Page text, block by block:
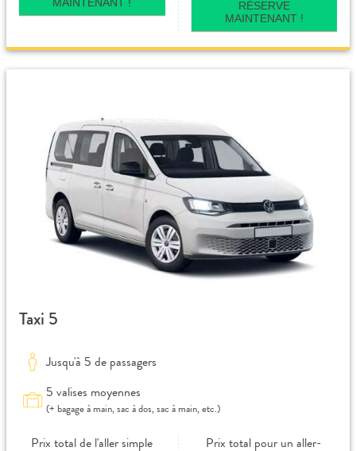
RÉSERVE
MAINTENANT !
Taxi 5
Jusqu'à 5 de passagers
5 valises moyennes
(+ bagage à main, sac à dos, sac à main, etc.)
Prix total de l'aller simple
Prix total pour un aller-